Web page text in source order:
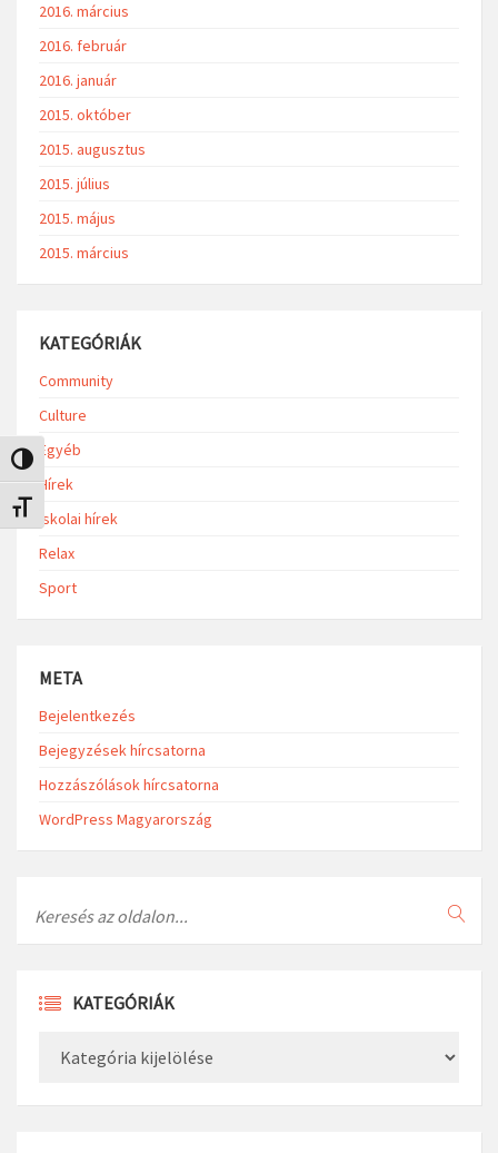
Nagy kontraszt váltása
Betűméret váltása
2016. március
2016. február
2016. január
2015. október
2015. augusztus
2015. július
2015. május
2015. március
KATEGÓRIÁK
Community
Culture
Egyéb
Hírek
Iskolai hírek
Relax
Sport
META
Bejelentkezés
Bejegyzések hírcsatorna
Hozzászólások hírcsatorna
WordPress Magyarország
KATEGÓRIÁK